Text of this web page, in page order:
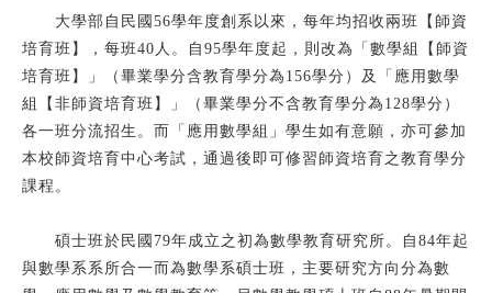
師培專區
應用數學
系友專區
大學部自民國56學年度創系以來，每年均招收兩班【師資
培育班】，每班40人。自95學年度起，則改為「數學組【師資
培育班】」（畢業學分含教育學分為156學分）及「應用數學
組【非師資培育班】」（畢業學分不含教育學分為128學分）
各一班分流招生。而「應用數學組」學生如有意願，亦可參加
本校師資培育中心考試，通過後即可修習師資培育之教育學分
課程。
碩士班於民國79年成立之初為數學教育研究所。自84年起
與數學系系所合一而為數學系碩士班，主要研究方向分為數